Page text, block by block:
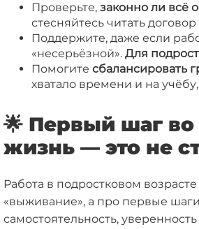
Проверьте, законно ли всё
стесняйтесь читать
Поддержите, даже если
«несерьёзной». Для
Помогите сбалансировать
хватало времени и на
🌟 Первый шаг
жизнь — это не
Работа в подростковом
«выживание», а про первые
самостоятельность,